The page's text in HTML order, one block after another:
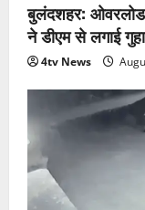
बुलंदशहर: ओवरलोड
ने डीएम से लगाई
4tv News